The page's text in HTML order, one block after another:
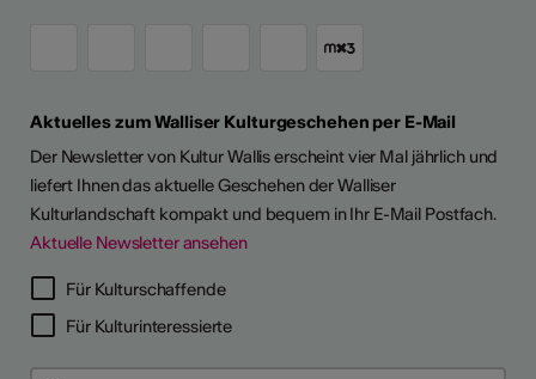
Aktuelles zum Walliser Kulturgeschehen per E-Mail
Der Newsletter von Kultur Wallis erscheint vier Mal jährlich und
liefert Ihnen das aktuelle Geschehen der Walliser
Kulturlandschaft kompakt und bequem in Ihr E-Mail Postfach.
Aktuelle Newsletter ansehen
Für Kulturschaffende
Für Kulturinteressierte